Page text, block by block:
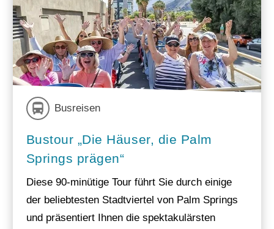
Busreisen
Bustour „Die Häuser, die Palm
Springs prägen“
Diese 90-minütige Tour führt Sie durch einige
der beliebtesten Stadtviertel von Palm Springs
und präsentiert Ihnen die spektakulärsten